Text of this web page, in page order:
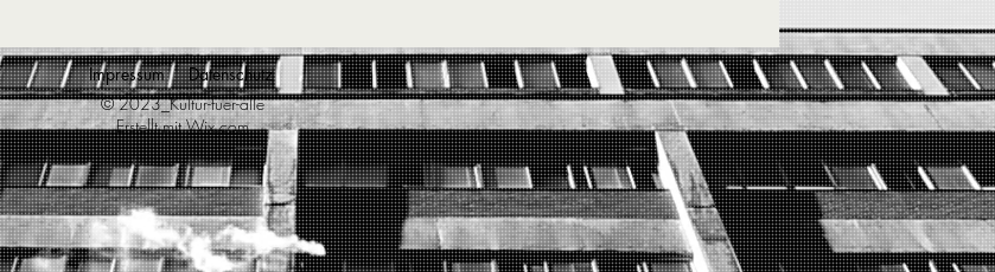
Impressum
Datenschutz
© 2023_Kultur-fuer-alle
Erstellt mitWix.com